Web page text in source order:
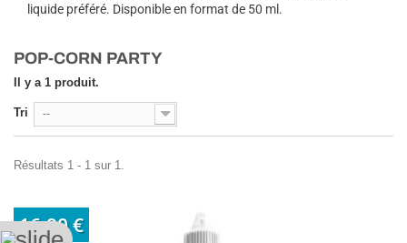
liquide préféré. Disponible en format de 50 ml.
POP-CORN PARTY
Il y a 1 produit.
Tri --
Résultats 1 - 1 sur 1.
16,90 €